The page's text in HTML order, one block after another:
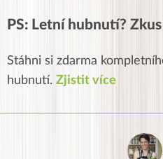
PS: Letní hubnutí?
Stáhni si zdarma
hubnutí. Zjistit více